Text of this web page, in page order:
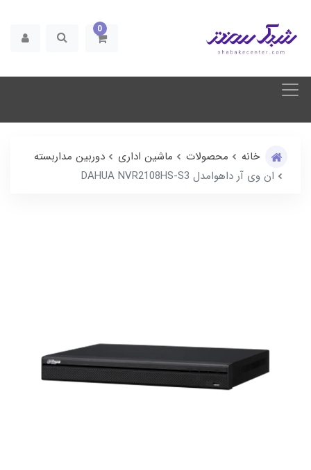
0
خانه محصولات ماشین اداری
دوربین مداربسته
ان وی آر داهوامدل DAHUA NVR2108HS-S3